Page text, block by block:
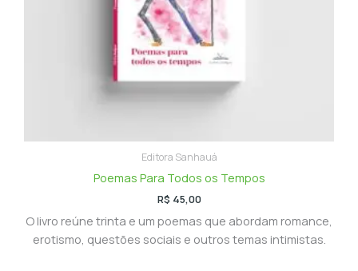
Editora Sanhauá
Poemas Para Todos os Tempos
R$ 45,00
O livro reúne trinta e um poemas que abordam romance,
erotismo, questões sociais e outros temas intimistas.